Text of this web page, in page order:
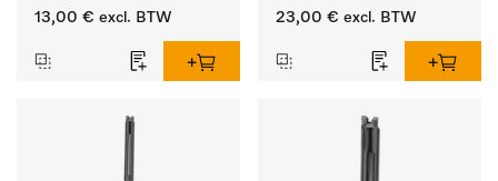
lengte 80 mm, 1 stuk.
13,00 € excl. BTW
lengte 210 mm, 1 stuk
23,00 € excl. BTW